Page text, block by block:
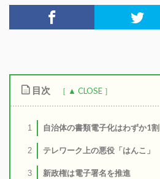
目次
1 自治体の書類電子化はわずか1割
2 テレワーク上の悪役「はんこ」
3 新政権は電子署名を推進